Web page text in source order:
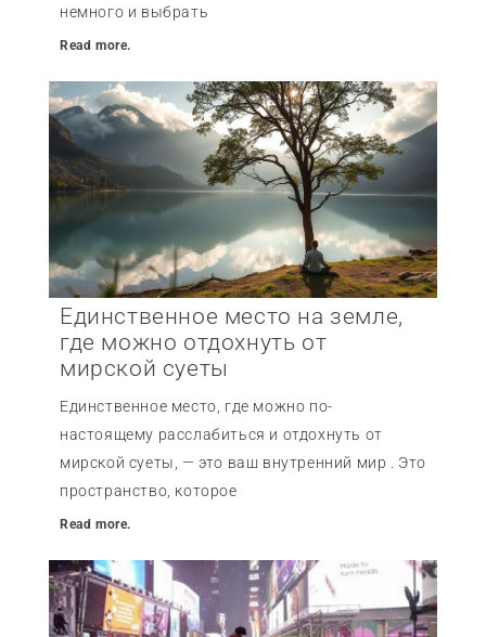
немного и выбрать
Read more.
Единственное место на земле,
где можно отдохнуть от
мирской суеты
Единственное место, где можно по-
настоящему расслабиться и отдохнуть от
мирской суеты, — это ваш внутренний мир . Это
пространство, которое
Read more.